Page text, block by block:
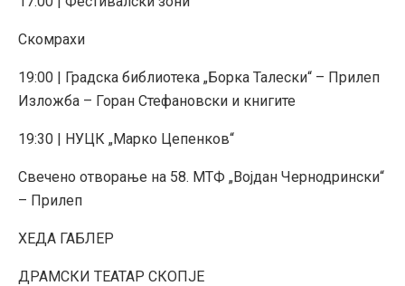
Скомрахи
19:00 | Градска библиотека „Борка Талески“ – Прилеп
Изложба – Горан Стефановски и книгите
19:30 | НУЦК „Марко Цепенков“
Свечено отворање на 58. МТФ „Војдан Чернодрински“
– Прилеп
ХЕДА ГАБЛЕР
ДРАМСКИ ТЕАТАР СКОПЈЕ